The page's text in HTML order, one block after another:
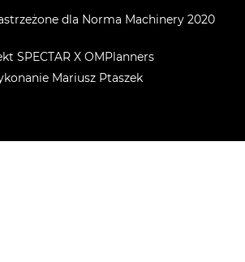
dla Norma Machinery 2020
SPECTAR X OMPlanners
Mariusz Ptaszek